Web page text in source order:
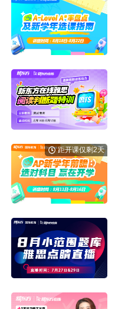
距开课仅剩2天